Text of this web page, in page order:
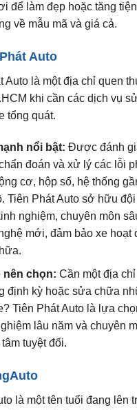
để làm đẹp hoặc tăng
về mẫu mã và giá cả.
Auto
Auto là một địa chỉ quen
khi cần các dịch vụ
tổng quát.
nổi bật: Được đánh
đoán và xử lý các lỗi
cơ, hộp số, hệ thống
Tiên Phát Auto sở hữu
nghiệm, chuyên môn
mới, đảm bảo xe hoạt
nên chọn: Cần một địa
định kỳ hoặc sửa chữa
Tiên Phát Auto là lựa
lâu năm và chuyên
tuyệt đối.
là một tên tuổi đang lên